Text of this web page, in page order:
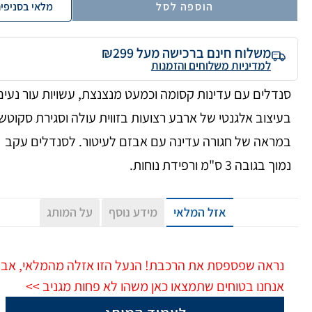
הוספה לסל מלאי
משלוח חינם ברכישה מעל ₪299
למדיניות משלוחים והזמנות
סנדלים עם עדינות קסומה וכמעט מנצנצת, עשויות עור
בעיצוב אלגנטי של ארבע רצועות בזווית עולה וסגירת
במראה של חגורה עדינה עם אבזם לעיטור. לסנדלים עקב
נמוך בגובה 3 ס"מ ורפידת נוחות.
אזל המלאי מידע נוסף על המותג
נראה שפספסת את הרכבת! הנעל הזו אזלה מהמלאי,
אנחנו בטוחים שתמצאו כאן משהו לא פחות מגניב >>